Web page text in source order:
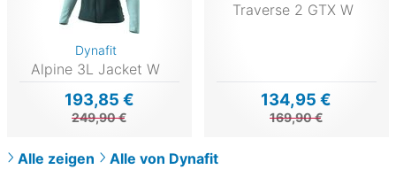
Dynafit
Alpine 3L Jacket W
193,85 €
249,90 €
Traverse 2 GTX W
134,95 €
169,90 €
Alle zeigen Alle von Dynafit